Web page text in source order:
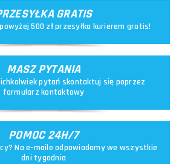
GRATIS
500 zł przesyłka kurierem gratis!
MASZ PYTANIA
pytań skontaktuj się poprzez
formularz kontaktowy
POMOC 24H/7
Na e-maile odpowiadamy we wszystkie
dni tygodnia